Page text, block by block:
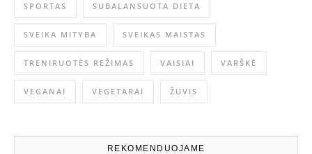
SPORTAS SUBALANSUOTA DIETA
SVEIKA MITYBA SVEIKAS MAISTAS
TRENIRUOTĖS REŽIMAS VAISIAI VARŠKĖ
VEGANAI VEGETARAI ŽUVIS
REKOMENDUOJAME